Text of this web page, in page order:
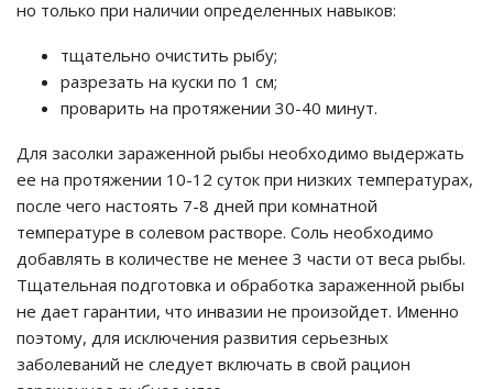
но только при наличии определенных навыков:
тщательно очистить рыбу;
разрезать на куски по 1 см;
проварить на протяжении 30-40 минут.
Для засолки зараженной рыбы необходимо выдержать
ее на протяжении 10-12 суток при низких температурах,
после чего настоять 7-8 дней при комнатной
температуре в солевом растворе. Соль необходимо
добавлять в количестве не менее 3 части от веса рыбы.
Тщательная подготовка и обработка зараженной рыбы
не дает гарантии, что инвазии не произойдет. Именно
поэтому, для исключения развития серьезных
заболеваний не следует включать в свой рацион